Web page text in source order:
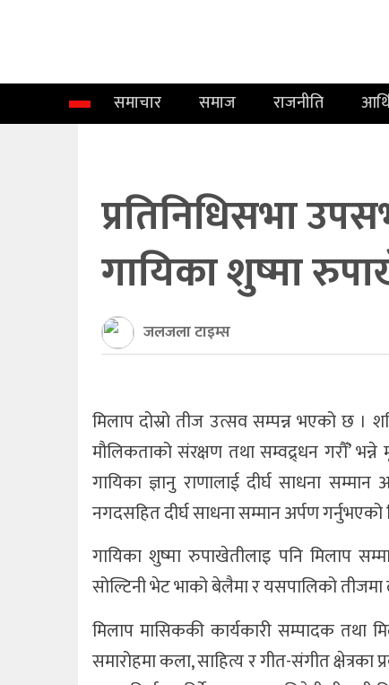
समाचार समाज राजनीति
राजनीति
प्रतिनिधिसभा
गायिका शुष्मा
जलजला टाइम्स
मिलाप दोस्रो तीज उत्सव सम्पन्न भएको छ ।
मौलिकताको संरक्षण तथा सम्वद्र्धन गरौँ’
गायिका ज्ञानु राणालाई दीर्घ साधना
नगदसहित दीर्घ साधना सम्मान अर्पण गर्नुभएको
गायिका शुष्मा रुपाखेतीलाइ पनि मिलाप
सोल्टिनी भेट भाको बेलैमा र यसपालिको
मिलाप मासिककी कार्यकारी सम्पादक तथा
समारोहमा कला, साहित्य र गीत-संगीत क्षेत्रका